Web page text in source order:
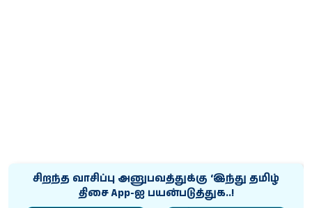
சிறந்த வாசிப்பு அனுபவத்துக்கு ‘இந்து தமிழ்
திசை App-ஐ பயன்படுத்துக..!